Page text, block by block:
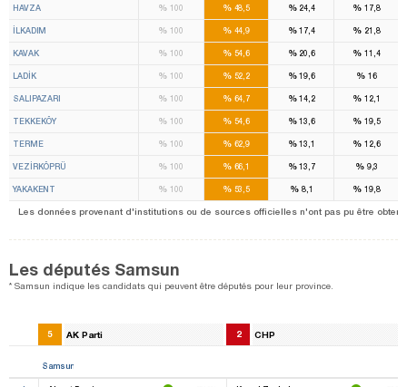
HAVZA % 100 %48,5 %24,4 % 17,8
İLKADIM % 100 %44,9 %17,4 % 21,8
KAVAK % 100 %54,6 %20,6 % 11,4
LADİK % 100 %52,2 %19,6 % 16
SALIPAZARI % 100 %64,7 %14,2 % 12,1
TEKKEKÖY % 100 %54,6 %13,6 % 19,5
TERME % 100 %62,9 %13,1 % 12,6
VEZİRKÖPRÜ % 100 %66,1 %13,7 %9,3
YAKAKENT % 100 %53,5 %8,1 % 19,8
Les données provenant d'institutions ou de sources officielles n'ont pas pu être
Les députés Samsun
* Samsun indique les candidats qui peuvent être députés pour leur province.
5 AK Parti 2 CHP
Samsun